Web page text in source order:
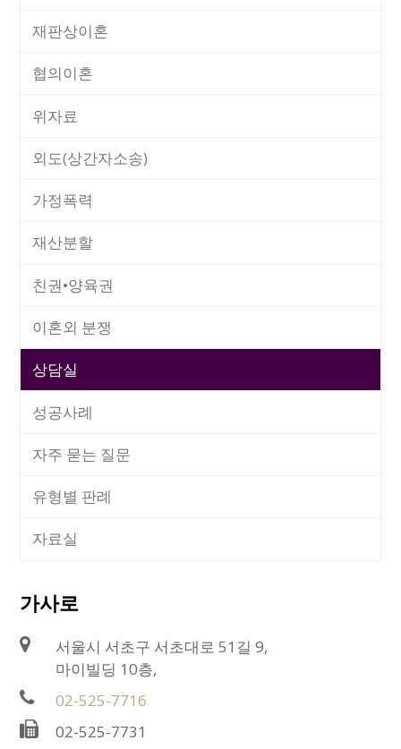
재판상이혼
협의이혼
위자료
외도(상간자소송)
가정폭력
재산분할
친권•양육권
이혼외 분쟁
상담실
성공사례
자주 묻는 질문
유형별 판례
자료실
가사로
서울시 서초구 서초대로 51길 9,
마이빌딩 10층,
02-525-7716
02-525-7731